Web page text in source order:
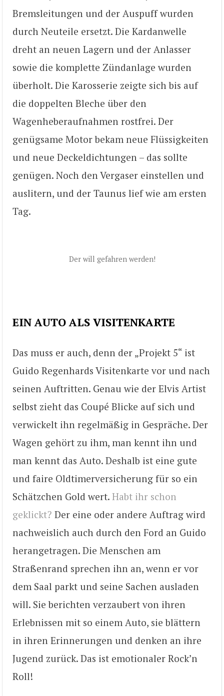
Bremsleitungen und der Auspuff wurden
durch Neuteile ersetzt. Die Kardanwelle
dreht an neuen Lagern und der Anlasser
sowie die komplette Zündanlage wurden
überholt. Die Karosserie zeigte sich bis auf
die doppelten Bleche über den
Wagenheberaufnahmen rostfrei. Der
genügsame Motor bekam neue Flüssigkeiten
und neue Deckeldichtungen – das sollte
genügen. Noch den Vergaser einstellen und
auslitern, und der Taunus lief wie am ersten
Tag.
Der will gefahren werden!
EIN AUTO ALS VISITENKARTE
Das muss er auch, denn der „Projekt 5“ ist
Guido Regenhards Visitenkarte vor und nach
seinen Auftritten. Genau wie der Elvis Artist
selbst zieht das Coupé Blicke auf sich und
verwickelt ihn regelmäßig in Gespräche. Der
Wagen gehört zu ihm, man kennt ihn und
man kennt das Auto. Deshalb ist eine gute
und faire Oldtimerversicherung für so ein
Schätzchen Gold wert. Habt ihr schon
geklickt? Der eine oder andere Auftrag wird
nachweislich auch durch den Ford an Guido
herangetragen. Die Menschen am
Straßenrand sprechen ihn an, wenn er vor
dem Saal parkt und seine Sachen ausladen
will. Sie berichten verzaubert von ihren
Erlebnissen mit so einem Auto, sie blättern
in ihren Erinnerungen und denken an ihre
Jugend zurück. Das ist emotionaler Rock’n
Roll!